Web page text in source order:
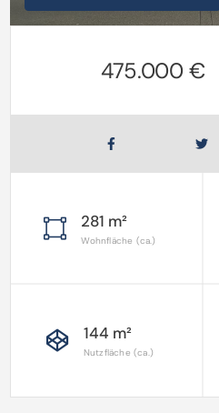
475.000 €
281 m²
Wohnfläche (ca.)
144 m²
Nutzfläche (ca.)